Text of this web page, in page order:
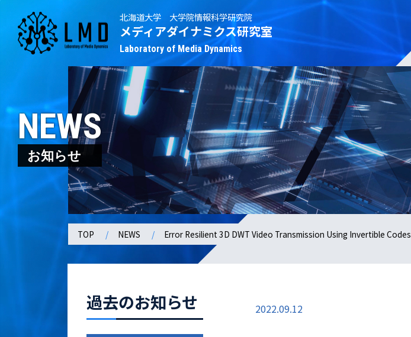
北海道大学 大学院情報科学研究院
メディアダイナミクス研究室
Laboratory of Media Dynamics
NEWS
お知らせ
TOP NEWS Error Resilient 3D DWT Video Transmission Using Invertible Codes
過去のお知らせ 2022.09.12